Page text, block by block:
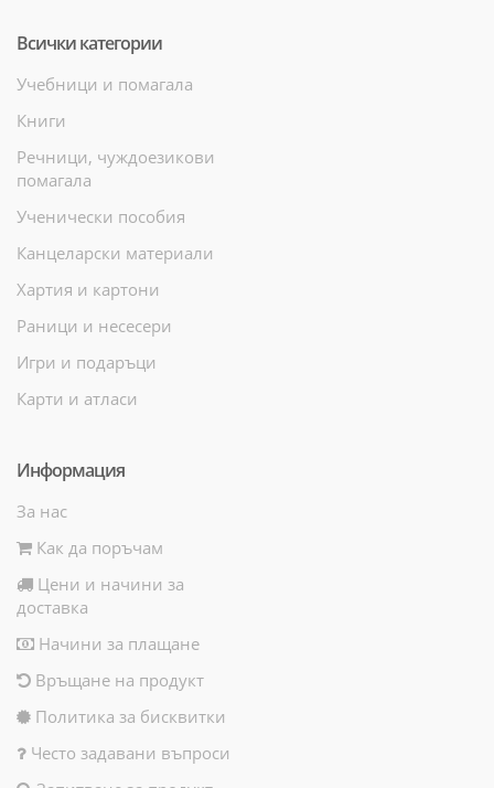
Всички категории
Учебници и помагала
Книги
Речници, чуждоезикови
помагала
Ученически пособия
Канцеларски материали
Хартия и картони
Раници и несесери
Игри и подаръци
Карти и атласи
Информация
За нас
Как да поръчам
Цени и начини за
доставка
Начини за плащане
Връщане на продукт
Политика за бисквитки
Често задавани въпроси